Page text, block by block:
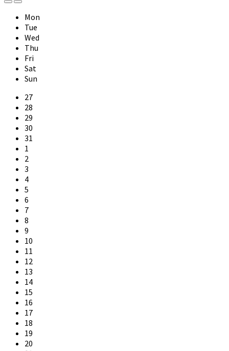
Previous
Month
Next
Month
Mon
Tue
Wed
Thu
Fri
Sat
Sun
Skip
calendar
days
27
28
29
30
31
1
2
3
4
5
6
7
8
9
10
11
12
13
14
15
16
17
18
19
20